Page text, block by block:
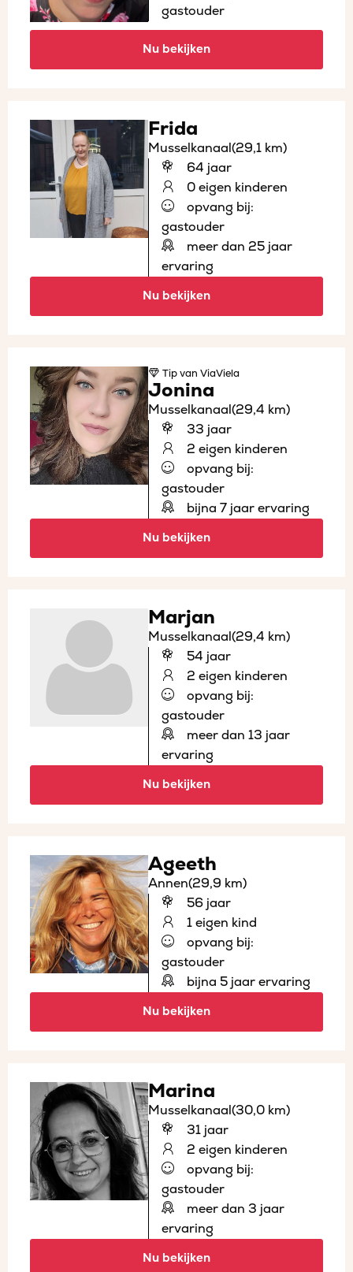
gastouder
Nu bekijken
Frida
Musselkanaal(29,1 km)
64 jaar
0 eigen kinderen
opvang bij:
gastouder
meer dan 25 jaar
ervaring
Nu bekijken
Tipvan ViaViela
Jonina
Musselkanaal(29,4 km)
33 jaar
2 eigen kinderen
opvang bij:
gastouder
bijna 7 jaar ervaring
Nu bekijken
Marjan
Musselkanaal(29,4 km)
54 jaar
2 eigen kinderen
opvang bij:
gastouder
meer dan 13 jaar
ervaring
Nu bekijken
Ageeth
Annen(29,9 km)
56 jaar
1 eigen kind
opvang bij:
gastouder
bijna 5 jaar ervaring
Nu bekijken
Marina
Musselkanaal(30,0 km)
31 jaar
2 eigen kinderen
opvang bij:
gastouder
meer dan 3 jaar
ervaring
Nu bekijken